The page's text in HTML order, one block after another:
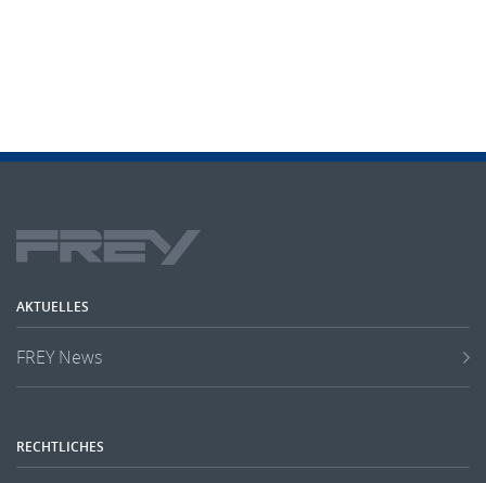
AKTUELLES
FREY News
RECHTLICHES